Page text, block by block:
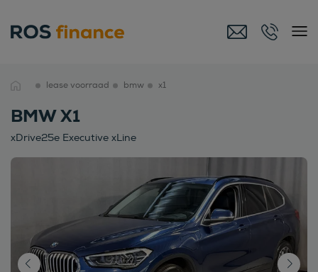
lease voorraad bmw x1
BMW X1
xDrive25e Executive xLine